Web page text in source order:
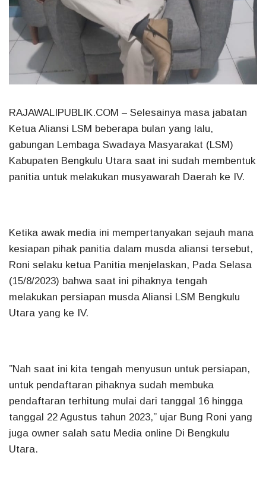
RAJAWALIPUBLIK.COM – Selesainya masa jabatan
Ketua Aliansi LSM beberapa bulan yang lalu,
gabungan Lembaga Swadaya Masyarakat (LSM)
Kabupaten Bengkulu Utara saat ini sudah membentuk
panitia untuk melakukan musyawarah Daerah ke IV.
Ketika awak media ini mempertanyakan sejauh mana
kesiapan pihak panitia dalam musda aliansi tersebut,
Roni selaku ketua Panitia menjelaskan, Pada Selasa
(15/8/2023) bahwa saat ini pihaknya tengah
melakukan persiapan musda Aliansi LSM Bengkulu
Utara yang ke IV.
”Nah saat ini kita tengah menyusun untuk persiapan,
untuk pendaftaran pihaknya sudah membuka
pendaftaran terhitung mulai dari tanggal 16 hingga
tanggal 22 Agustus tahun 2023,” ujar Bung Roni yang
juga owner salah satu Media online Di Bengkulu
Utara.